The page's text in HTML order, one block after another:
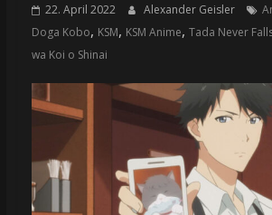
22. April 2022 Alexander Geisler
Doga Kobo, KSM, KSM Anime, Tada Never
wa Koi o Shinai